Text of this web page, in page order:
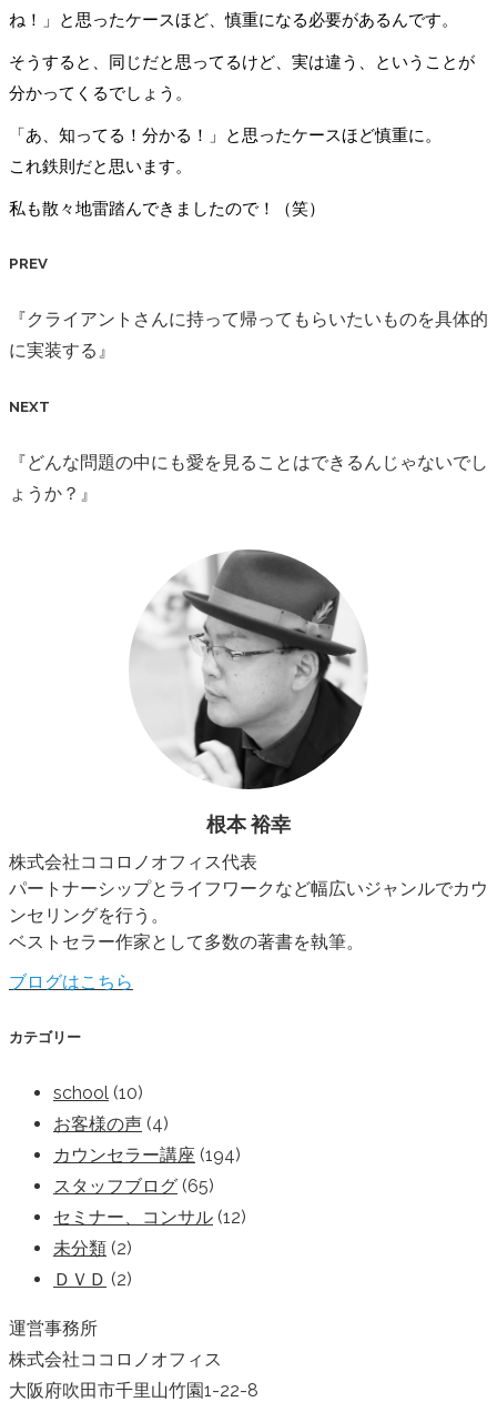
ね！」と思ったケースほど、慎重になる必要があるんです。
そうすると、同じだと思ってるけど、実は違う、ということが
分かってくるでしょう。
「あ、知ってる！分かる！」と思ったケースほど慎重に。
これ鉄則だと思います。
私も散々地雷踏んできましたので！（笑）
PREV
『クライアントさんに持って帰ってもらいたいものを具体的
に実装する』
NEXT
『どんな問題の中にも愛を見ることはできるんじゃないでし
ょうか？』
根本 裕幸
株式会社ココロノオフィス代表
パートナーシップとライフワークなど幅広いジャンルでカウ
ンセリングを行う。
ベストセラー作家として多数の著書を執筆。
ブログはこちら
カテゴリー
school (10)
お客様の声 (4)
カウンセラー講座 (194)
スタッフブログ (65)
セミナー、コンサル (12)
未分類 (2)
ＤＶＤ (2)
運営事務所
株式会社ココロノオフィス
大阪府吹田市千里山竹園1-22-8